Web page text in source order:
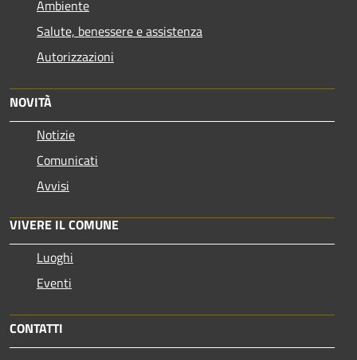
Ambiente
Salute, benessere e assistenza
Autorizzazioni
NOVITÀ
Notizie
Comunicati
Avvisi
VIVERE IL COMUNE
Luoghi
Eventi
CONTATTI